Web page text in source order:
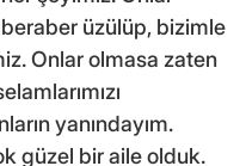
üzülüp, bizimle
Onlar olmasa zaten
yanındayım.
güzel bir aile olduk.